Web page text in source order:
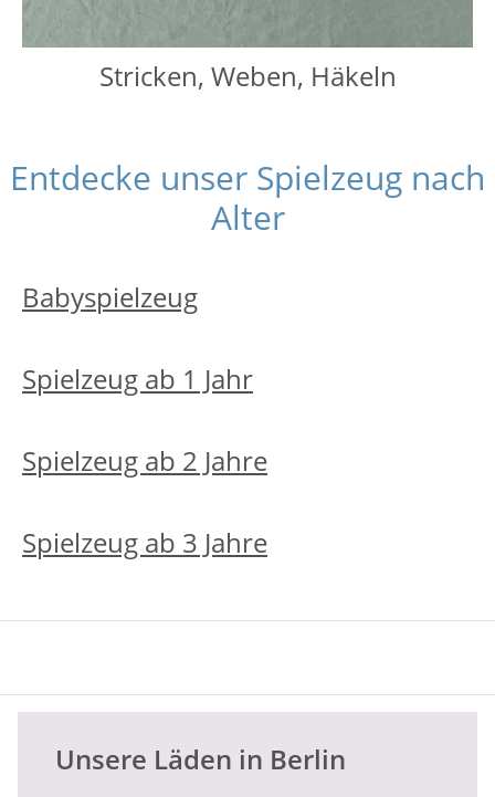
Stricken, Weben, Häkeln
Entdecke unser Spielzeug nach
Alter
Babyspielzeug
Spielzeug ab 1 Jahr
Spielzeug ab 2 Jahre
Spielzeug ab 3 Jahre
Unsere Läden in Berlin